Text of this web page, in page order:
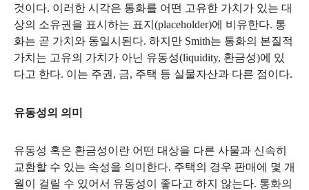
것이다. 이러한 시각은 통화를 어떤 고유한 가치가 있는 대
상의 소유권을 표시하는 표지 (placeholder)에 비유한다. 통
화는 곧 가치와 동일시된다. 하지만 Smith는 통화의 본질적
가치는 고유의 가치가 아닌 유동성(liquidity, 환금성)에 있
다고 한다. 이는 주권 , 금, 주택 등 실물자산과 다른 점이다.
유동성의 의미
유동성 혹은 환금성이란 어떤 대상을 다른 사물과 신속히
교환할 수 있는 속성을 의미한다. 주택의 경우 판매에 몇 개
월이 걸릴 수 있어서 유동성이 좋다고 하지 않는다. 통화의